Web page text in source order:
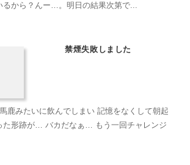
るから？んー…。明日の結果次第で...
禁煙失敗しました
鹿みたいに飲んでしまい 記憶をなくして朝起
た形跡が… バカだなぁ… もう一回チャレンジ